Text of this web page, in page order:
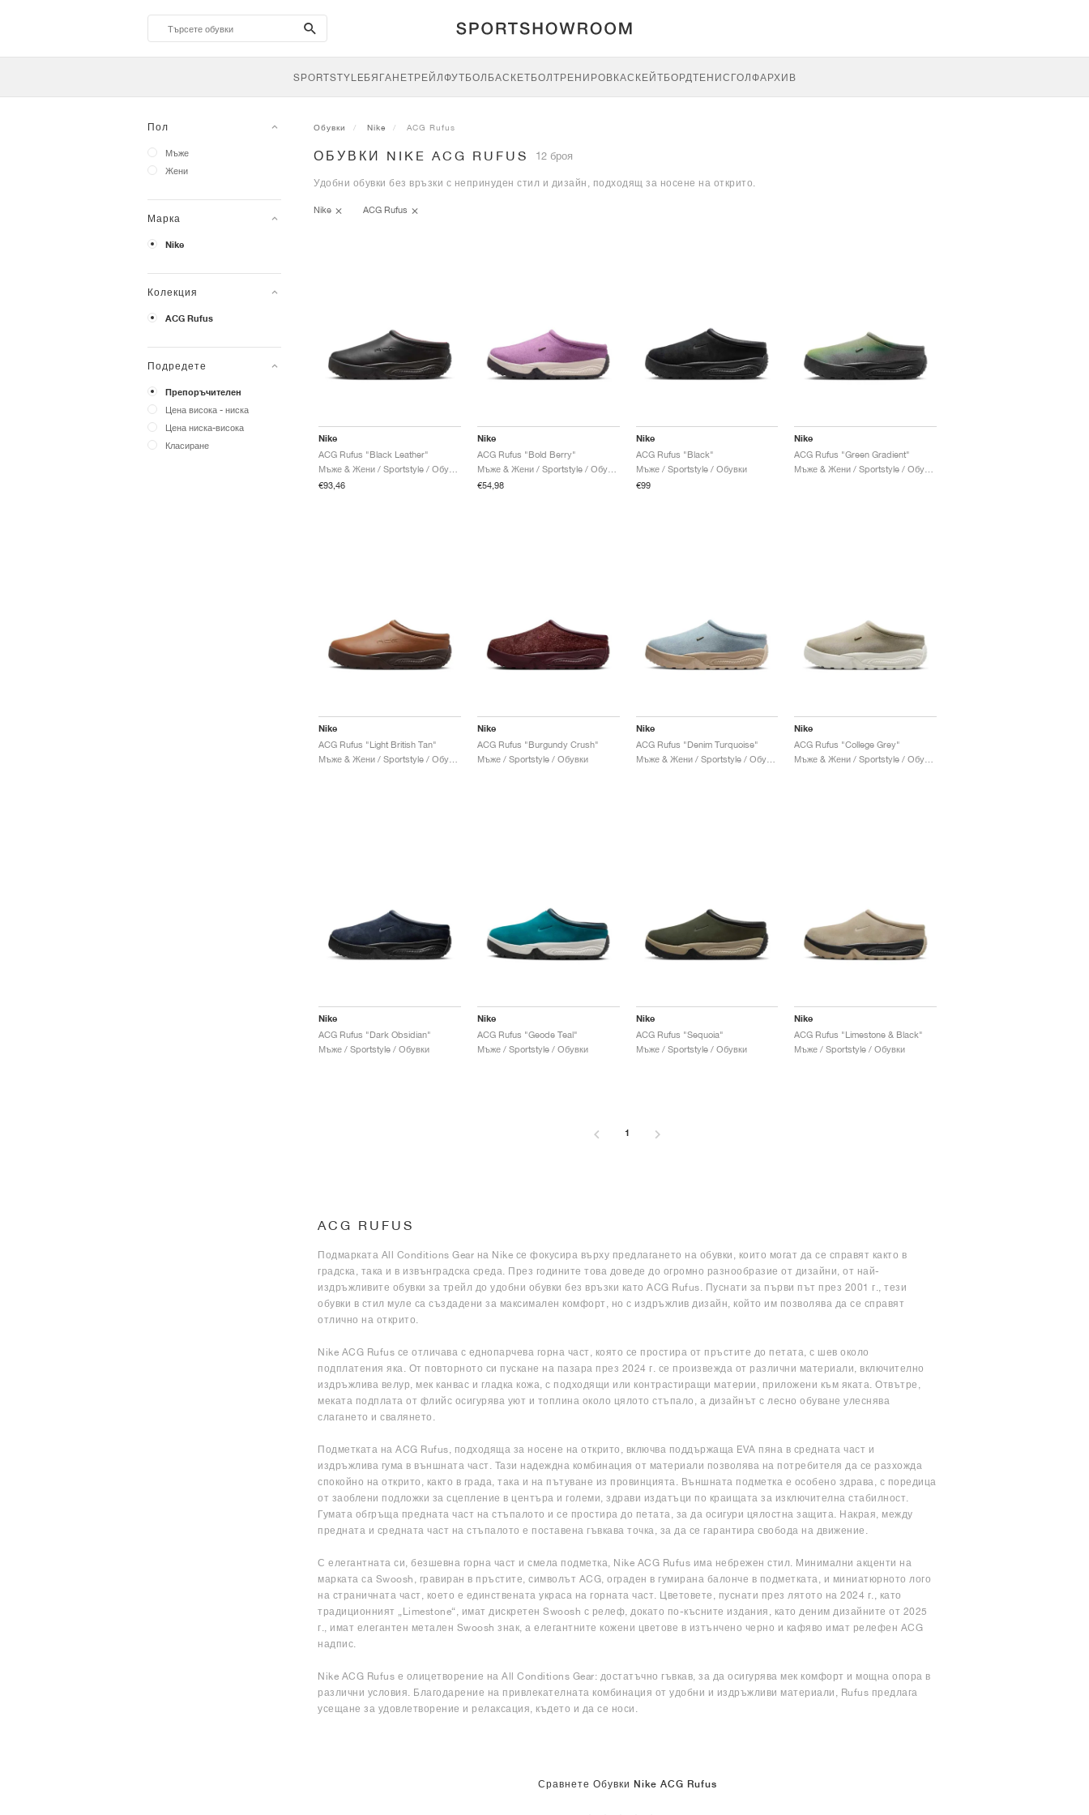
search-
btn
SPORTSTYLEБЯГАНЕТРЕЙЛФУТБОЛ БАСКЕТБОЛТРЕНИРОВКАСКЕЙТБОРДТЕНИС ГОЛФАРХИВ
Пол
Мъже
Жени
Марка
Nike
Колекция
ACG Rufus
Подредете
Препоръчителен
Цена висока - ниска
Цена ниска-висока
Класиране
Обувки Nike ACG Rufus
ОБУВКИ NIKE ACG RUFUS 12 броя
Удобни обувки без връзки с непринуден стил и дизайн, подходящ за носене на открито.
Nike ACG Rufus
Nike
ACG Rufus "Black Leather"
€93,46
Nike
ACG Rufus "Bold Berry"
Мъже & Жени / Sportstyle / Обувки
€54,98
Nike
ACG Rufus "Black"
Мъже / Sportstyle / Обувки
€99
Nike
ACG Rufus "Green Gradient"
Nike
ACG Rufus "Light British Tan"
Nike
ACG Rufus "Burgundy Crush"
Мъже / Sportstyle / Обувки
Nike
ACG Rufus "Denim Turquoise"
Мъже & Жени / Sportstyle / Обувки
Nike
ACG Rufus "College Grey"
Nike
ACG Rufus "Dark Obsidian"
Мъже / Sportstyle / Обувки
Nike
ACG Rufus "Geode Teal"
Мъже / Sportstyle / Обувки
Nike
ACG Rufus "Sequoia"
Мъже / Sportstyle / Обувки
Nike
ACG Rufus "Limestone & Black"
Мъже / Sportstyle / Обувки
1
ACG RUFUS
Подмарката All Conditions Gear на Nike се фокусира върху предлагането на обувки, които могат да се справят както в
градска, така и в извънградска среда. През годините това доведе до огромно разнообразие от дизайни, от най-
издръжливите обувки за трейл до удобни обувки без връзки като ACG Rufus. Пуснати за първи път през 2001 г., тези
обувки в стил муле са създадени за максимален комфорт, но с издръжлив дизайн, който им позволява да се справят
отлично на открито.
Nike ACG Rufus се отличава с еднопарчева горна част, която се простира от пръстите до петата, с шев около
подплатения яка. От повторното си пускане на пазара през 2024 г. се произвежда от различни материали, включително
издръжлива велур, мек канвас и гладка кожа, с подходящи или контрастиращи материи, приложени към яката. Отвътре,
меката подплата от флийс осигурява уют и топлина около цялото стъпало, а дизайнът с лесно обуване улеснява
слагането и свалянето.
Подметката на ACG Rufus, подходяща за носене на открито, включва поддържаща EVA пяна в средната част и
издръжлива гума в външната част. Тази надеждна комбинация от материали позволява на потребителя да се разхожда
спокойно на открито, както в града, така и на пътуване из провинцията. Външната подметка е особено здрава, с поредица
от заоблени подложки за сцепление в центъра и големи, здрави издатъци по краищата за изключителна стабилност.
Гумата обгръща предната част на стъпалото и се простира до петата, за да осигури цялостна защита. Накрая, между
предната и средната част на стъпалото е поставена гъвкава точка, за да се гарантира свобода на движение.
С елегантната си, безшевна горна част и смела подметка, Nike ACG Rufus има небрежен стил. Минимални акценти на
марката са Swoosh, гравиран в пръстите, символът ACG, ограден в гумирана балонче в подметката, и миниатюрното лого
на страничната част, което е единствената украса на горната част. Цветовете, пуснати през лятото на 2024 г., като
традиционният „Limestone“, имат дискретен Swoosh с релеф, докато по-късните издания, като деним дизайните от 2025
г., имат елегантен метален Swoosh знак, а елегантните кожени цветове в изтънчено черно и кафяво имат релефен ACG
надпис.
Nike ACG Rufus е олицетворение на All Conditions Gear: достатъчно гъвкав, за да осигурява мек комфорт и мощна опора в
различни условия. Благодарение на привлекателната комбинация от удобни и издръжливи материали, Rufus предлага
усещане за удовлетворение и релаксация, където и да се носи.
Сравнете Обувки Nike ACG Rufus